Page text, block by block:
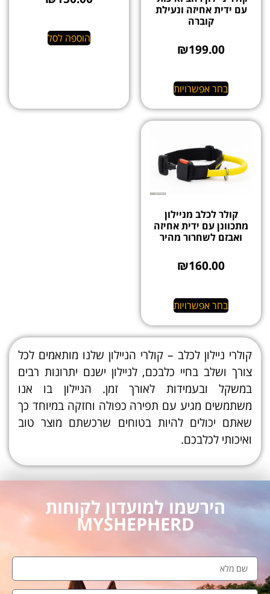
עם ידית אחיזה ונעילת
קוברה
₪199.00
בחר אפשרויות
הוספה לסל
קולר לכלב מניילון
מתכוונן עם ידית אחיזה
ואבזם לשחרור מהיר
₪160.00
בחר אפשרויות
קולרי ניילון לכלב – קולרי הניילון שלנו מותאמים לכל
צורך ושלב בחיי כלבכם, לניילון ישנם יתרונות רבים
במשקל ובעמידות לאורך זמן. הניילון בו אנו
משתמשים מגיע עם תפירה כפולה וחזקה במיוחד כך
שאתם יכולים להיות בטוחים שרכשתם מוצר טוב
ואיכותי לכלבכם.
הירשמו למועדון לקוחות
MYSHEPHERD